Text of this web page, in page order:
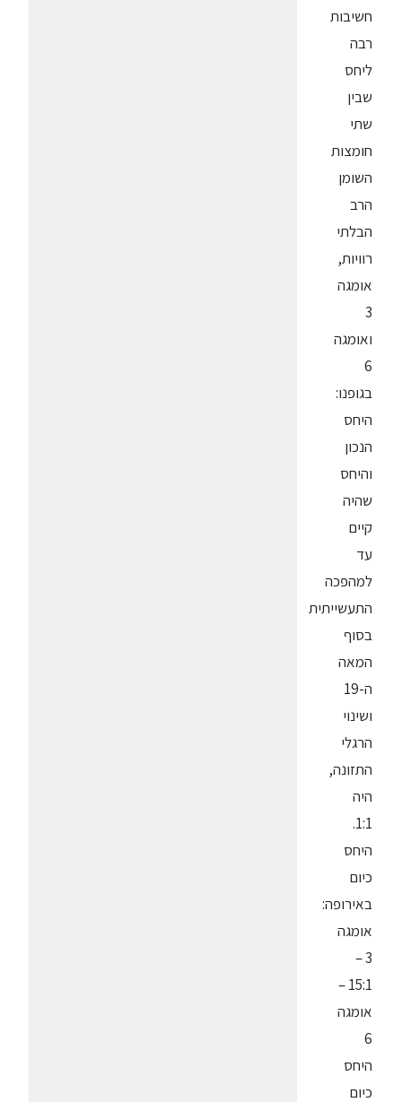
חשיבות
רבה
ליחס
שבין
שתי
חומצות
השומן
הרב
הבלתי
רוויות,
אומגה
3
ואומגה
6
בגופנו:
היחס
הנכון
והיחס
שהיה
קיים
עד
למהפכה
התעשייתית
בסוף
המאה
ה-19
ושינוי
הרגלי
התזונה,
היה
1:1.
היחס
כיום
באירופה:
אומגה
3 –
15:1 –
אומגה
6
היחס
כיום